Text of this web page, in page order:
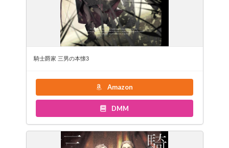
騎士爵家 三男の本懐3
Amazon
DMM